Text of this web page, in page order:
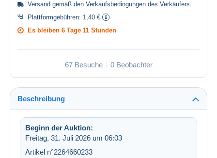
Versand gemäß den Verkaufsbedingungen des Verkäufers.
Plattformgebühren: 1,40 €
Es bleiben 6 Tage 11 Stunden
67 Besuche 0 Beobachter
Beschreibung
Beginn der Auktion:
Freitag, 31. Juli 2026 um 06:03
Artikel n°2264660233